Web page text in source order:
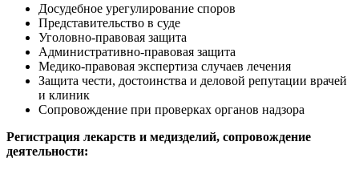
Досудебное урегулирование споров
Представительство в суде
Уголовно-правовая защита
Административно-правовая защита
Медико-правовая экспертиза случаев лечения
Защита чести, достоинства и деловой репутации врачей
и клиник
Сопровождение при проверках органов надзора
Регистрация лекарств и медизделий, сопровождение
деятельности: